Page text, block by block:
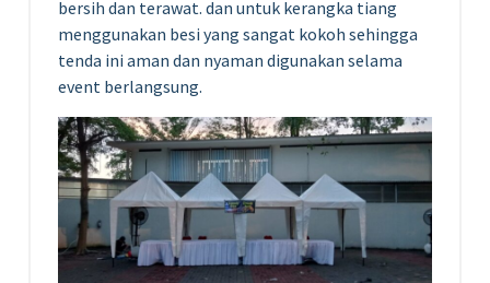
bersih dan terawat. dan untuk kerangka tiang
menggunakan besi yang sangat kokoh sehingga
tenda ini aman dan nyaman digunakan selama
event berlangsung.